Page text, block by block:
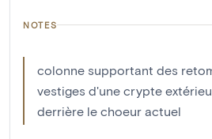
NOTES
colonne supportant des
vestiges d'une crypte
derrière le choeur actuel